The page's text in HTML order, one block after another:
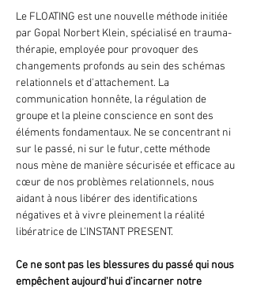
Le FLOATING est une nouvelle méthode initiée
par Gopal Norbert Klein, spécialisé en trauma-
thérapie, employée pour provoquer des
changements profonds au sein des schémas
relationnels et d'attachement. La
communication honnête, la régulation de
groupe et la pleine conscience en sont des
éléments fondamentaux. Ne se concentrant ni
sur le passé, ni sur le futur, cette méthode
nous mène de manière sécurisée et efficace au
cœur de nos problèmes relationnels, nous
aidant à nous libérer des identifications
négatives et à vivre pleinement la réalité
libératrice de L’INSTANT PRESENT.
Ce ne sont pas les blessures du passé qui nous
empêchent aujourd'hui d'incarner notre